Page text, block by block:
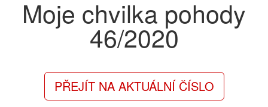
Moje chvilka pohody
46/2020
PŘEJÍT NA AKTUÁLNÍ ČÍSLO